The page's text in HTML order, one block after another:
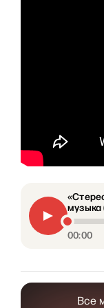
музыка
00:00
Все